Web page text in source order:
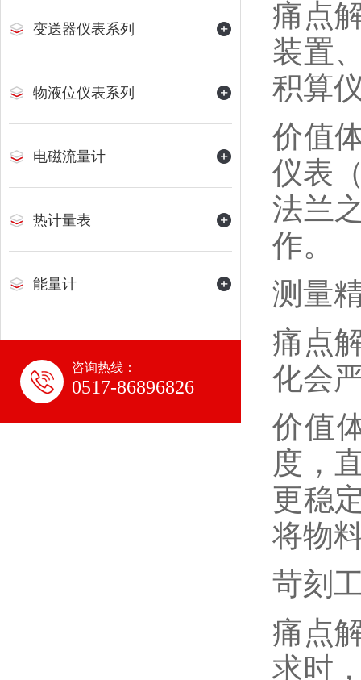
变送器仪表系列
物液位仪表系列
电磁流量计
热计量表
能量计
咨询热线：
0517-86896826
痛点
装置
积算
价值
仪表
法兰
作。
测量
痛点
化会
价值
度，
更稳
将物
苛刻
痛点
求时